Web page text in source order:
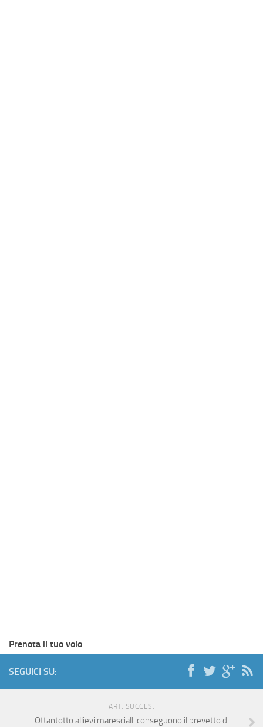
Prenota il tuo volo
SEGUICI SU:
ART. SUCCES.
Ottantotto allievi marescialli conseguono il brevetto di